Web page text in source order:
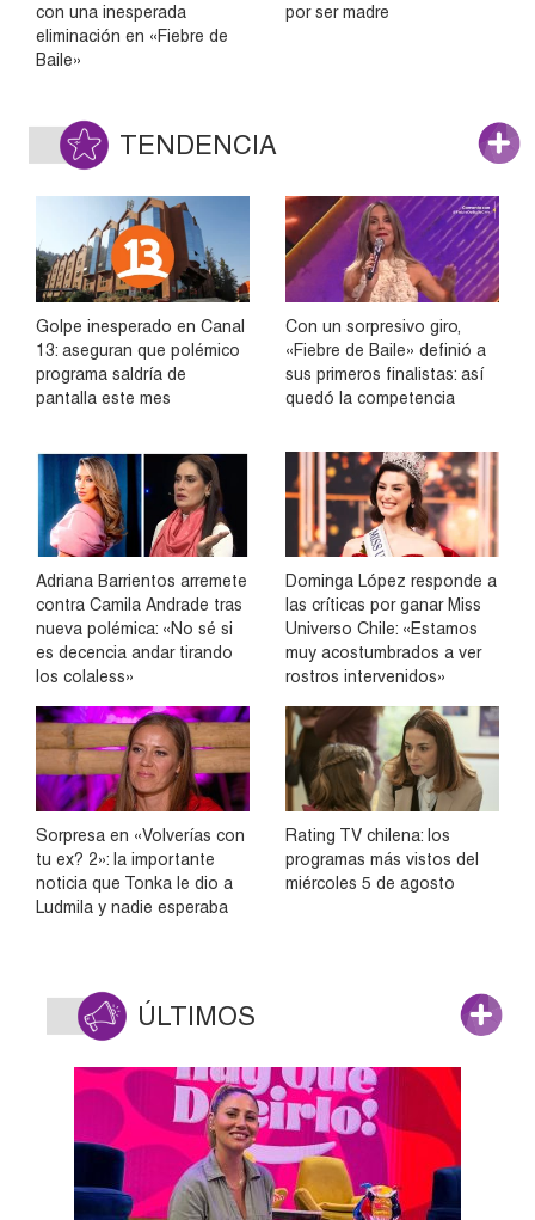
con una inesperada
eliminación en «Fiebre de
Baile»
por ser madre
TENDENCIA
Golpe inesperado en Canal
13: aseguran que polémico
programa saldría de
pantalla este mes
Con un sorpresivo giro,
«Fiebre de Baile» definió a
sus primeros finalistas: así
quedó la competencia
Adriana Barrientos arremete
contra Camila Andrade tras
nueva polémica: «No sé si
es decencia andar tirando
los colaless»
Dominga López responde a
las críticas por ganar Miss
Universo Chile: «Estamos
muy acostumbrados a ver
rostros intervenidos»
Sorpresa en «Volverías con
tu ex? 2»: la importante
noticia que Tonka le dio a
Ludmila y nadie esperaba
Rating TV chilena: los
programas más vistos del
miércoles 5 de agosto
ÚLTIMOS